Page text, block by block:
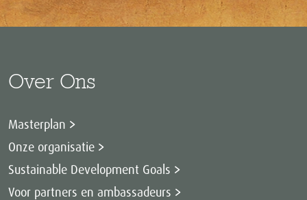
Over Ons
Masterplan
Onze organisatie
Sustainable Development Goals
Voor partners en ambassadeurs